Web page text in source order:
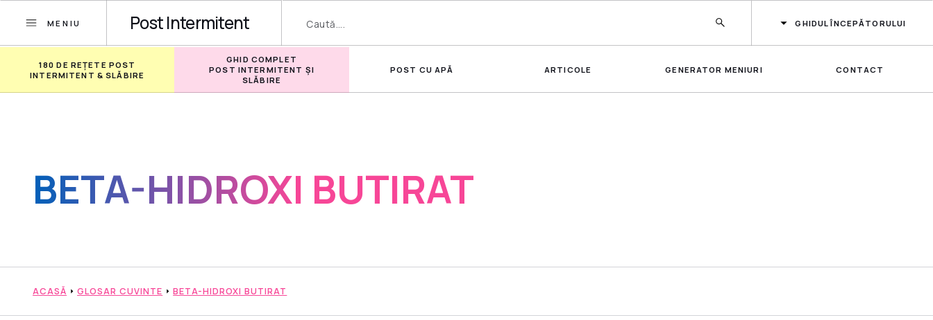
MENIU Post Intermitent GHIDUL ÎNCEPĂTORULUI
180 DE REȚETE POST
INTERMITENT & SLĂBIRE
GHID COMPLET
POST INTERMITENT ȘI
SLĂBIRE
POST CU APĂ ARTICOLE GENERATOR MENIURI CONTACT
BETA-HIDROXI BUTIRAT
ACASĂ GLOSAR CUVINTE BETA-HIDROXI BUTIRAT